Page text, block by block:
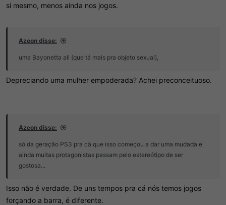
si mesmo, menos ainda nos jogos.
Azeon disse:
uma Bayonetta ali (que tá mais pra objeto sexual),
Depreciando uma mulher empoderada? Achei preconceituoso.
Azeon disse:
só da geração PS3 pra cá que isso começou a dar uma mudada e
ainda muitas protagonistas passam pelo estereótipo de ser
gostosa...
Isso não é verdade. De uns tempos pra cá nós temos jogos
forçando a barra, é diferente.